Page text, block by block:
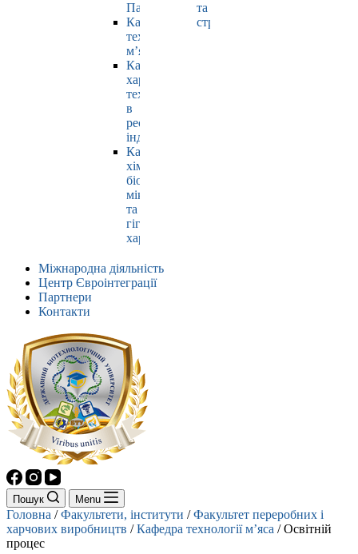
Павлюк
Кафедра
технології
м’яса
Кафедра
харчових
технологій
в
ресторанній
індустрії
Кафедра
хімії,
біохімії,
мікробіології
та
гігієни
харчування
та
страхування
Міжнародна діяльність
Центр Євроінтеграції
Партнери
Контакти
Пошук Menu
Головна /Факультети, інститути /Факультет переробних і
харчових виробництв /Кафедра технології м’яса /Освітній
процес